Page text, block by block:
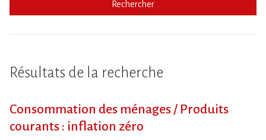
Rechercher
Résultats de la recherche
Consommation des ménages / Produits
courants : inflation zéro